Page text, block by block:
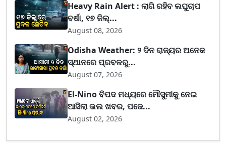
Heavy Rain Alert : ଲାଗି ରହିବ ଲଘୁଚାପ
ବର୍ଷା, ୧୭ ଜିଲ୍...
August 08, 2026
Odisha Weather: ୨ ଦିନ ରାଜ୍ୟର ଅନେକ
ସ୍ଥାନରେ ପ୍ରବଳରୁ...
August 07, 2026
El-Nino ବିପଦ ମଧ୍ୟରେ ମୌସୁମୀକୁ ନେଇ
ଆସିଲା ଭଲ ଖବର, ପଜେ...
August 02, 2026